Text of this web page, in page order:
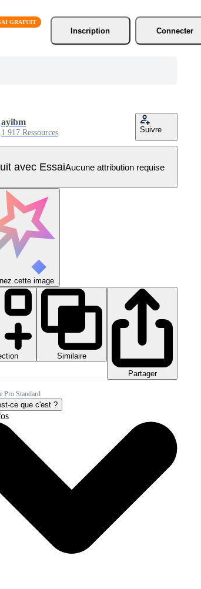
Inscription
Connecter
ayibm
1 917 Ressources Suivre
avec EssaiAucune attribution requise
cette image
Similaire
Partager
Pro Standard
ce que c'est ?